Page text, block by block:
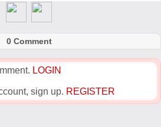
0 Comment
LOGIN
sign up. REGISTER